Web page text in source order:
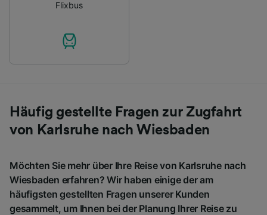
Flixbus
Häufig gestellte Fragen zur Zugfahrt
von Karlsruhe nach Wiesbaden
Möchten Sie mehr über Ihre Reise von Karlsruhe nach
Wiesbaden erfahren? Wir haben einige der am
häufigsten gestellten Fragen unserer Kunden
gesammelt, um Ihnen bei der Planung Ihrer Reise zu